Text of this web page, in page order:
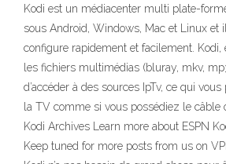
Kodi est un médiacenter multi plate-
sous Android, Windows, Mac et Linux et
configure rapidement et facilement.
les fichiers multimédias (bluray, mkv,
d’accéder à des sources IpTv, ce qui
la TV comme si vous possédiez le câble
Kodi Archives Learn more about ESPN
Keep tuned for more posts from us on